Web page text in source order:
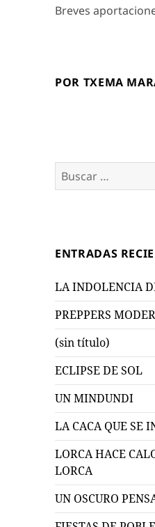
Breves
POR TXEMA
Buscar:
ENTRADAS
LA INDOLENCIA
PREPPERS
(sin título)
ECLIPSE DE SOL
UN MINDUNDI
LA CACA QUE SE
LORCA HACE
LORCA
UN OSCURO